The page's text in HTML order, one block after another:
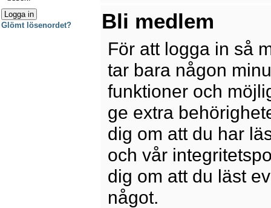
Bli medlem
För att logga in så
tar bara någon
funktioner och
ge extra
dig om att du har
och vår
dig om att du läst
något.
Glömt lösenordet?